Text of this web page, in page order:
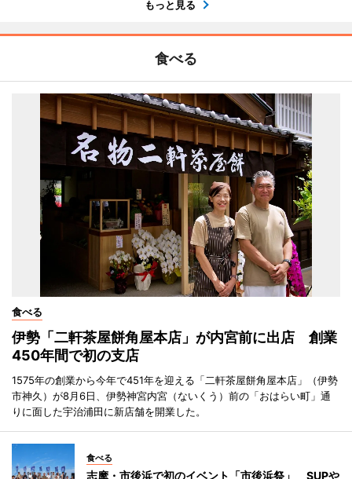
もっと見る
食べる
食べる
伊勢「二軒茶屋餅角屋本店」が内宮前に出店 創業
450年間で初の支店
1575年の創業から今年で451年を迎える「二軒茶屋餅角屋本店」（伊勢
市神久）が8月6日、伊勢神宮内宮（ないくう）前の「おはらい町」通
りに面した宇治浦田に新店舗を開業した。
食べる
志摩・市後浜で初のイベント「市後浜祭」 SUPや